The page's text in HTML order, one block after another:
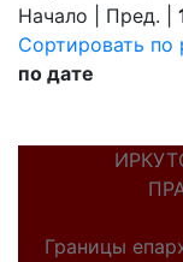
Начало | Пред. |
Сортировать по
по дате
Границы